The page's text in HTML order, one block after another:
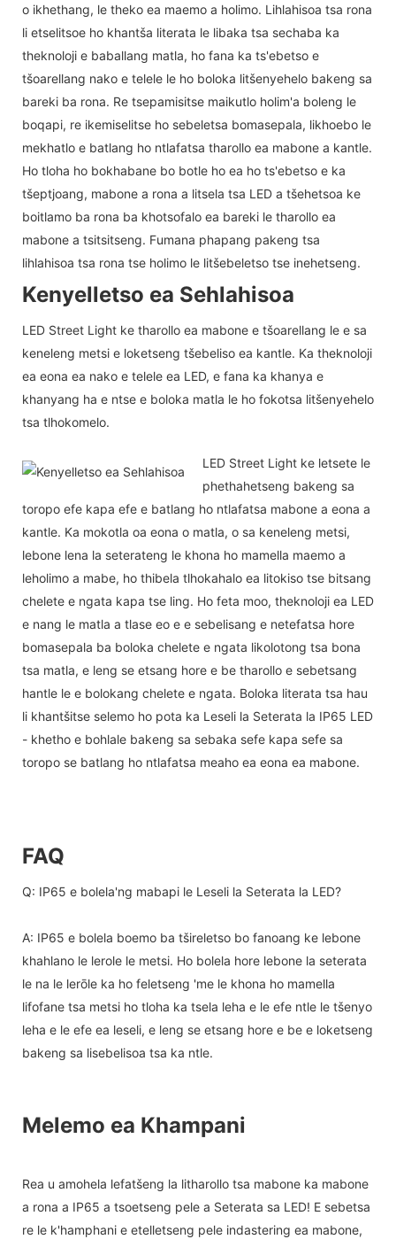
o ikhethang, le theko ea maemo a holimo. Lihlahisoa tsa rona
li etselitsoe ho khantša literata le libaka tsa sechaba ka
theknoloji e baballang matla, ho fana ka ts'ebetso e
tšoarellang nako e telele le ho boloka litšenyehelo bakeng sa
bareki ba rona. Re tsepamisitse maikutlo holim'a boleng le
boqapi, re ikemiselitse ho sebeletsa bomasepala, likhoebo le
mekhatlo e batlang ho ntlafatsa tharollo ea mabone a kantle.
Ho tloha ho bokhabane bo botle ho ea ho ts'ebetso e ka
tšeptjoang, mabone a rona a litsela tsa LED a tšehetsoa ke
boitlamo ba rona ba khotsofalo ea bareki le tharollo ea
mabone a tsitsitseng. Fumana phapang pakeng tsa
lihlahisoa tsa rona tse holimo le litšebeletso tse inehetseng.
Kenyelletso ea Sehlahisoa
LED Street Light ke tharollo ea mabone e tšoarellang le e sa
keneleng metsi e loketseng tšebeliso ea kantle. Ka theknoloji
ea eona ea nako e telele ea LED, e fana ka khanya e
khanyang ha e ntse e boloka matla le ho fokotsa litšenyehelo
tsa tlhokomelo.
LED Street Light ke letsete le
phethahetseng bakeng sa
toropo efe kapa efe e batlang ho ntlafatsa mabone a eona a
kantle. Ka mokotla oa eona o matla, o sa keneleng metsi,
lebone lena la seterateng le khona ho mamella maemo a
leholimo a mabe, ho thibela tlhokahalo ea litokiso tse bitsang
chelete e ngata kapa tse ling. Ho feta moo, theknoloji ea LED
e nang le matla a tlase eo e e sebelisang e netefatsa hore
bomasepala ba boloka chelete e ngata likolotong tsa bona
tsa matla, e leng se etsang hore e be tharollo e sebetsang
hantle le e bolokang chelete e ngata. Boloka literata tsa hau
li khantšitse selemo ho pota ka Leseli la Seterata la IP65 LED
- khetho e bohlale bakeng sa sebaka sefe kapa sefe sa
toropo se batlang ho ntlafatsa meaho ea eona ea mabone.
FAQ
Q: IP65 e bolela'ng mabapi le Leseli la Seterata la LED?
A: IP65 e bolela boemo ba tšireletso bo fanoang ke lebone
khahlano le lerole le metsi. Ho bolela hore lebone la seterata
le na le lerōle ka ho feletseng 'me le khona ho mamella
lifofane tsa metsi ho tloha ka tsela leha e le efe ntle le tšenyo
leha e le efe ea leseli, e leng se etsang hore e be e loketseng
bakeng sa lisebelisoa tsa ka ntle.
Melemo ea Khampani
Rea u amohela lefatšeng la litharollo tsa mabone ka mabone
a rona a IP65 a tsoetseng pele a Seterata sa LED! E sebetsa
re le k'hamphani e etelletseng pele indastering ea mabone,